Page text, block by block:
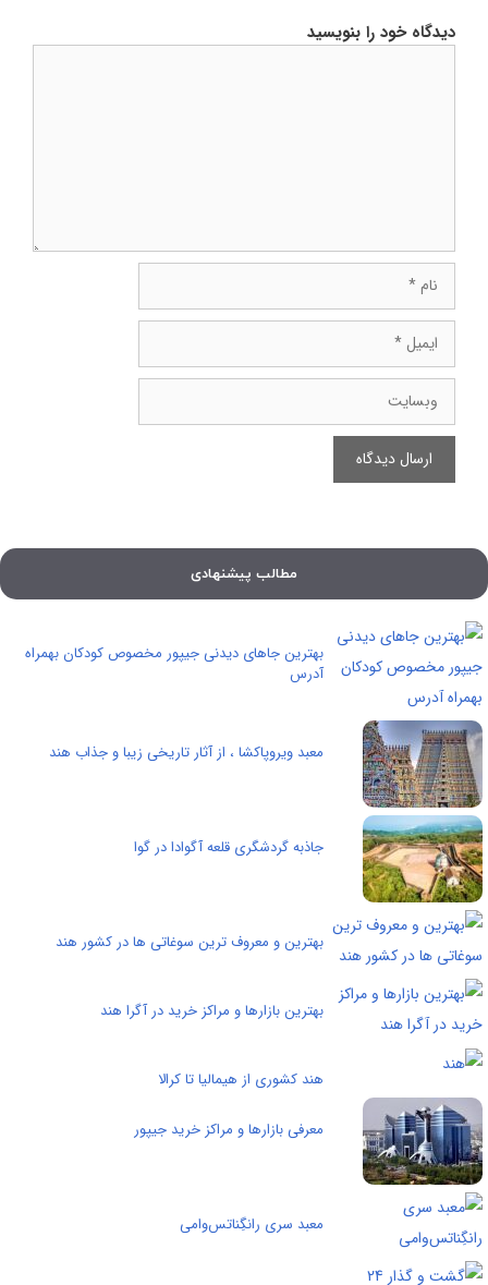
دیدگاه خود را بنویسید
ایمیل
وبسایت
مطالب پیشنهادی
بهترین جاهای دیدنی جیپور مخصوص کودکان بهمراه
آدرس
معبد ویروپاکشا ، از آثار تاریخی زیبا و جذاب هند
جاذبه گردشگری قلعه آگوادا در گوا
بهترین و معروف ترین سوغاتی ها در کشور هند
بهترین بازارها و مراکز خرید در آگرا هند
هند کشوری از هیمالیا تا کرالا
معرفی بازارها و مراکز خرید جیپور
معبد سری رانگِناتس‌وامی